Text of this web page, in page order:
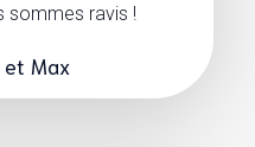
sommes ravis !
Max